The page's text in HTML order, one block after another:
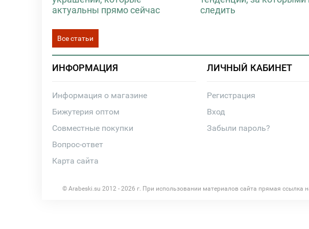
актуальны прямо сейчас
следить
Все статьи
ИНФОРМАЦИЯ
Информация о магазине
Бижутерия оптом
Совместные покупки
Вопрос-ответ
Карта сайта
ЛИЧНЫЙ КАБИНЕТ
Регистрация
Вход
Забыли пароль?
© Arabeski.su 2012 - 2026 г. При использовании материалов сайта прямая ссылка